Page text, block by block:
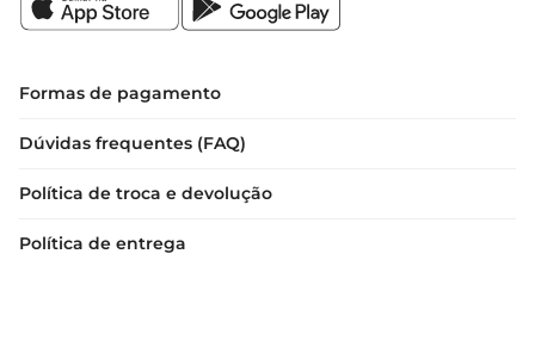
Formas de pagamento
Dúvidas frequentes (FAQ)
Política de troca e devolução
Política de entrega